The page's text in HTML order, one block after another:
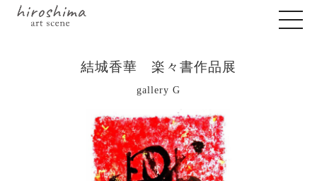
結城香華 楽々書作品展
gallery G